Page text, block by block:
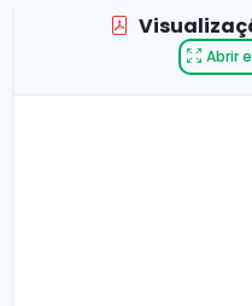
Abrir